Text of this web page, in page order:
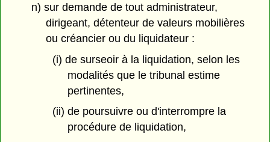
n) sur demande de tout administrateur,
dirigeant, détenteur de valeurs mobilières
ou créancier ou du liquidateur :
(i) de surseoir à la liquidation, selon les
modalités que le tribunal estime
pertinentes,
(ii) de poursuivre ou d'interrompre la
procédure de liquidation,